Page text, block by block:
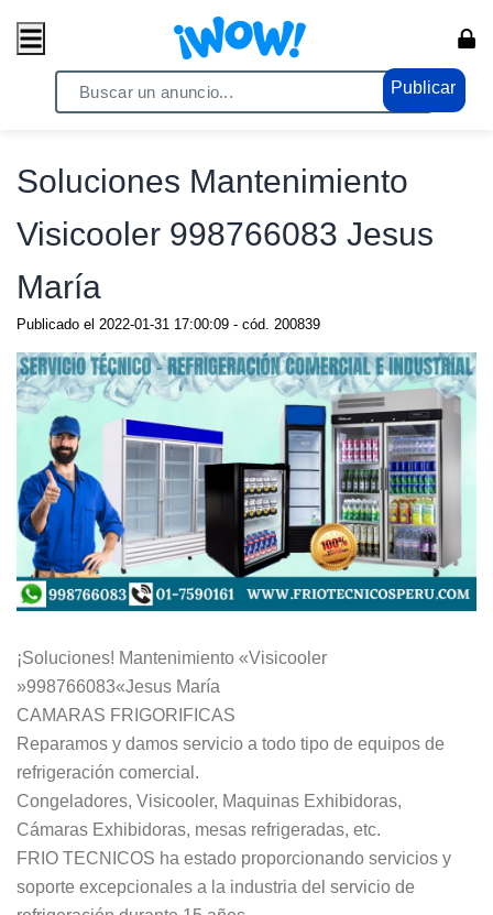
Publicar
/ Servicios / Servicios Generales
Soluciones Mantenimiento
Visicooler 998766083 Jesus
María
Publicado el 2022-01-31 17:00:09 - cód. 200839
¡Soluciones! Mantenimiento «Visicooler
»998766083«Jesus María
CAMARAS FRIGORIFICAS
Reparamos y damos servicio a todo tipo de equipos de
refrigeración comercial.
Congeladores, Visicooler, Maquinas Exhibidoras,
Cámaras Exhibidoras, mesas refrigeradas, etc.
FRIO TECNICOS ha estado proporcionando servicios y
soporte excepcionales a la industria del servicio de